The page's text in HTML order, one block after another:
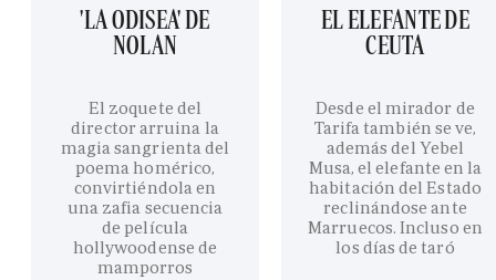
'LA ODISEA' DE
NOLAN
El zoquete del
director arruina la
magia sangrienta del
poema homérico,
convirtiéndola en
una zafia secuencia
de película
hollywoodense de
mamporros
EL ELEFANTE DE
CEUTA
Desde el mirador de
Tarifa también se ve,
además del Yebel
Musa, el elefante en la
habitación del Estado
reclinándose ante
Marruecos. Incluso en
los días de taró